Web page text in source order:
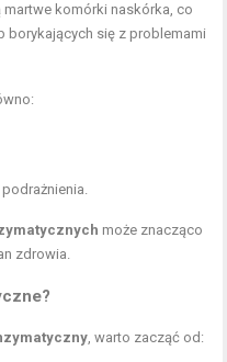
komórki naskórka, co
borykających się z problemami
może znacząco
zdrowia.
, warto zacząć od: